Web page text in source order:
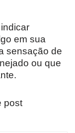
em sua
sensação de
ou que
post